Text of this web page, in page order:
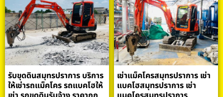
รับขุดดินสมุทรปราการ บริการ
ให้เช่ารถแม็คโคร รถแบคโฮให้
เช่าแม็คโครสมุทรปราการ เช่า
แบคโฮสมุทรปราการ เช่า